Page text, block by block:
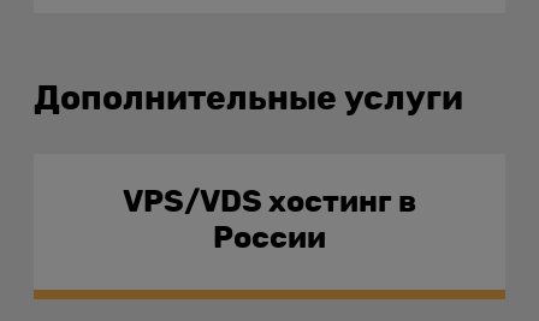
Дополнительные услуги
VPS/VDS хостинг в
России